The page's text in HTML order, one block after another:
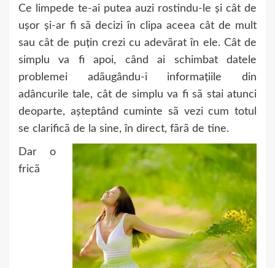
Ce limpede te-ai putea auzi rostindu-le și cât de
ușor și-ar fi sã decizi în clipa aceea cât de mult
sau cât de puțin crezi cu adevãrat în ele. Cât de
simplu va fi apoi, când ai schimbat datele
problemei adãugându-i informațiile din
adâncurile tale, cât de simplu va fi sã stai atunci
deoparte, așteptând cuminte sã vezi cum totul
se clarificã de la sine, în direct, fãrã de tine.
Dar o
fricã